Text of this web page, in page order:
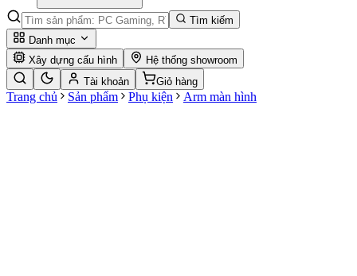
Tìm kiếm
Danh mục
Xây dựng cấu hình
Hệ thống showroom
Tài khoản
Giỏ hàng
Trang chủ Sản phẩm Phụ kiện Arm màn hình